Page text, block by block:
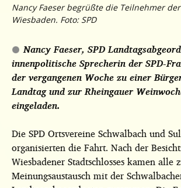
Nancy Faeser begrüßte die Teilnehmer
Wiesbaden. Foto: SPD
Nancy Faeser, SPD
innenpolitische Sprecherin der SPD-
der vergangenen Woche zu einer
Landtag und zur Rheingauer
eingeladen.
Die SPD Ortsvereine Schwalbach und
organisierten die Fahrt. Nach der
Wiesbadener Stadtschlosses kamen alle
Meinungsaustausch mit der